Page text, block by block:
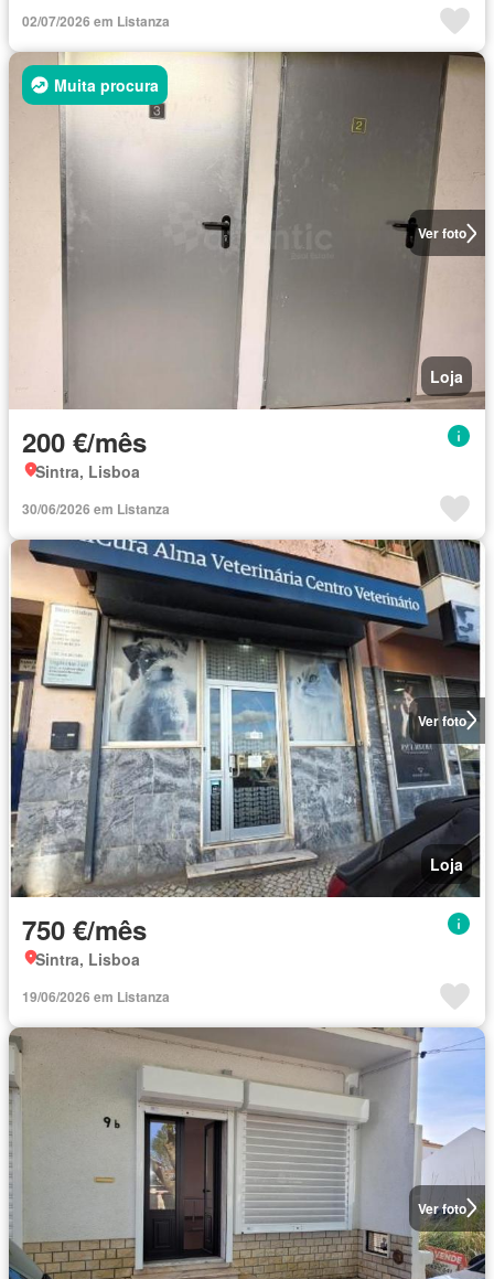
02/07/2026 em Listanza
Ver foto
Muita procura
Loja
200 €/mês
Sintra, Lisboa
30/06/2026 em Listanza
Ver foto
Loja
750 €/mês
Sintra, Lisboa
19/06/2026 em Listanza
Ver foto